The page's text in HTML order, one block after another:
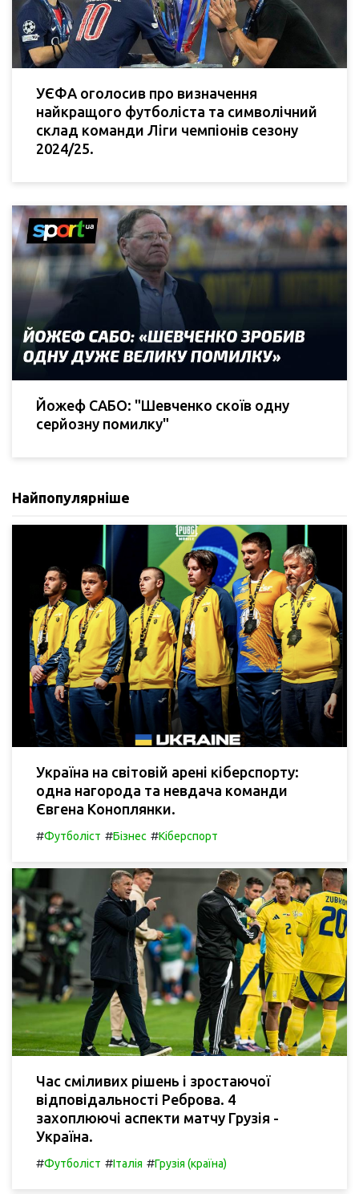
УЄФА оголосив про визначення
найкращого футболіста та символічний
склад команди Ліги чемпіонів сезону
2024/25.
Йожеф САБО: "Шевченко скоїв одну
серйозну помилку"
Найпопулярніше
Україна на світовій арені кіберспорту:
одна нагорода та невдача команди
Євгена Коноплянки.
#Футболіст #Бізнес #Кіберспорт
Час сміливих рішень і зростаючої
відповідальності Реброва. 4
захоплюючі аспекти матчу Грузія -
Україна.
#Футболіст #Італія #Грузія (країна)